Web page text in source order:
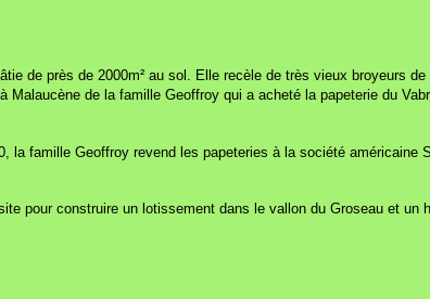
de près de 2000m² au sol. Elle recèle de très vieux broyeurs
de la famille Geoffroy qui a acheté la papeterie du
famille Geoffroy revend les papeteries à la société américaine
pour construire un lotissement dans le vallon du Groseau et un